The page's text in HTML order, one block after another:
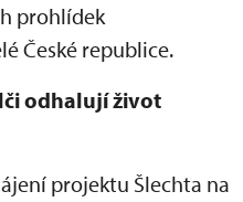
prohlídek
České republice.
odhalují život
projektu Šlechta na